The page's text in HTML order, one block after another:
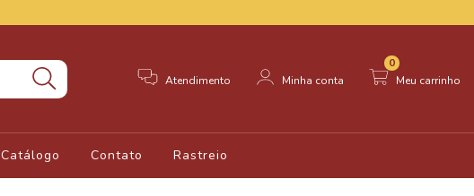
Atendimento Minha conta Meu carrinho
0
Catálogo Contato Rastreio